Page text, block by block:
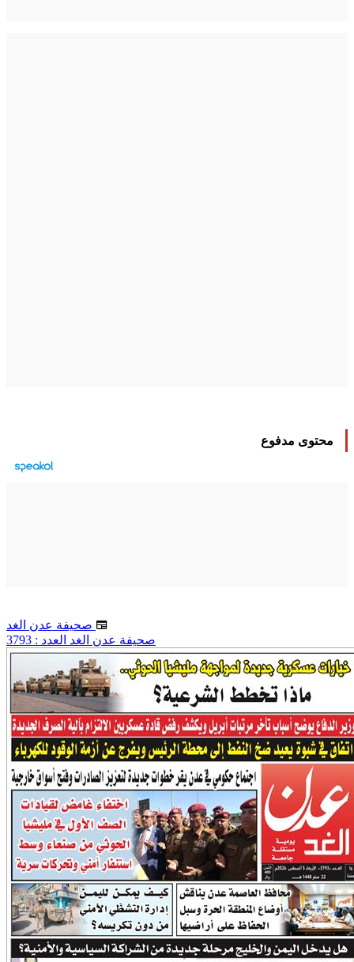
محتوى مدفوع
صحيفة عدن الغد العدد : 3793